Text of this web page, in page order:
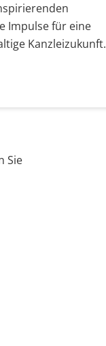
Impulse für eine
Kanzleizukunft.
Sie